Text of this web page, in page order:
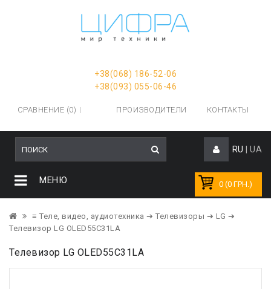
+38(068) 186-52-06
+38(093) 055-06-46
СРАВНЕНИЕ (0) ПРОИЗВОДИТЕЛИ КОНТАКТЫ
RU UA
0 (0 ГРН.)
МЕНЮ
≡ Теле, видео, аудиотехника ➔ Телевизоры ➔ LG ➔
Телевизор LG OLED55C31LA
Телевизор LG OLED55C31LA